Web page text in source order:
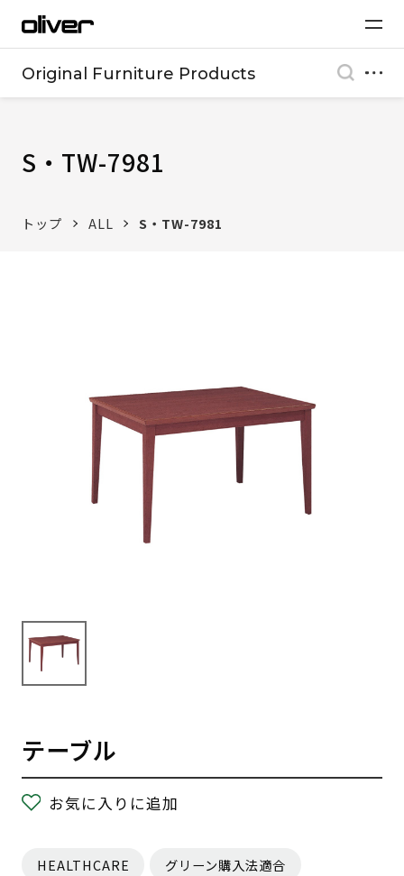
Original Furniture Products
S・TW-7981
トップ ALL S・TW-7981
テーブル
お気に入りに追加
HEALTHCARE グリーン購入法適合